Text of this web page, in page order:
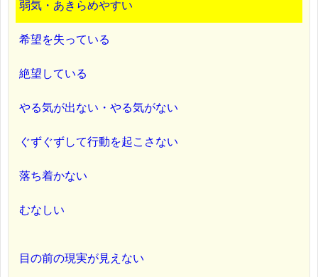
弱気・あきらめやすい
希望を失っている
絶望している
やる気が出ない・やる気がない
ぐずぐずして行動を起こさない
落ち着かない
むなしい
目の前の現実が見えない